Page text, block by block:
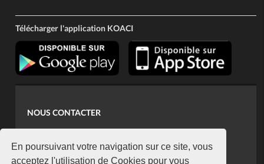
En poursuivant votre navigation sur ce site, vous
acceptez l'utilisation de Cookies pour vous
Télécharger l'application KOACI
NOUS CONTACTER
koaci@yahoo.fr